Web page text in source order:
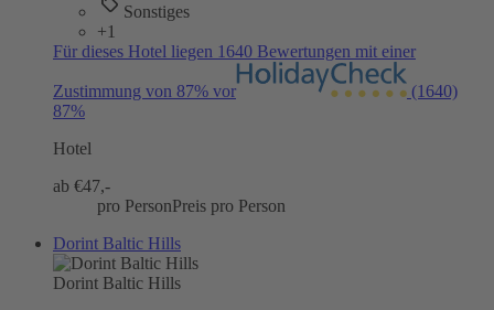
Sonstiges
+1
Für dieses Hotel liegen 1640 Bewertungen mit einer
Zustimmung von 87% vor
(1640)
87%
Hotel
ab €47,-
pro PersonPreis pro Person
Dorint Baltic Hills
Dorint Baltic Hills